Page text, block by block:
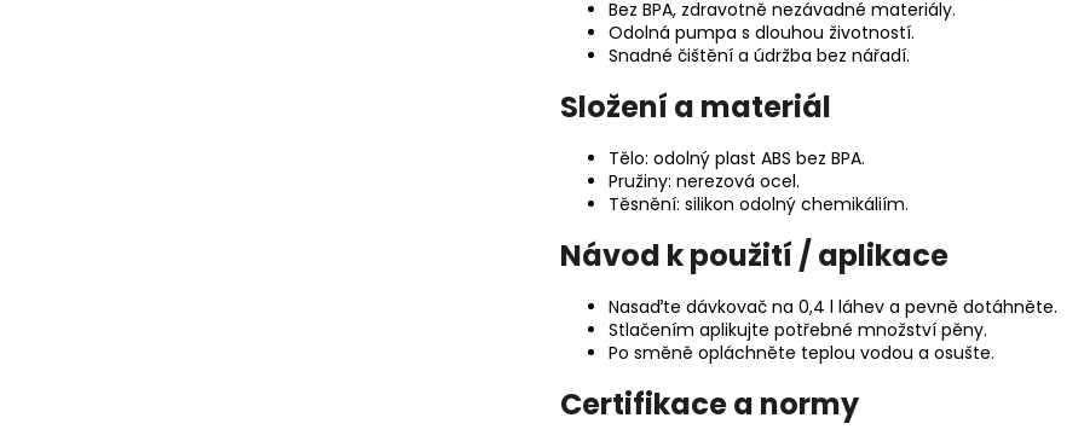
Bez BPA, zdravotně nezávadné materiály.
Odolná pumpa s dlouhou životností.
Snadné čištění a údržba bez nářadí.
Složení a materiál
Tělo: odolný plast ABS bez BPA.
Pružiny: nerezová ocel.
Těsnění: silikon odolný chemikáliím.
Návod k použití / aplikace
Nasaďte dávkovač na 0,4 l láhev a pevně dotáhněte.
Stlačením aplikujte potřebné množství pěny.
Po směně opláchněte teplou vodou a osušte.
Certifikace a normy